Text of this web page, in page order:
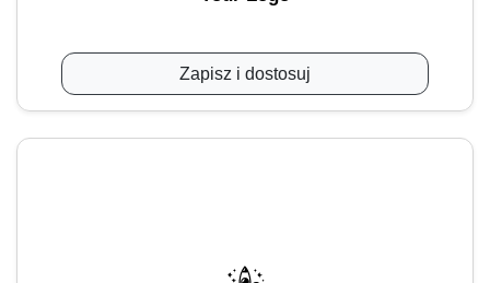
Zapisz i dostosuj